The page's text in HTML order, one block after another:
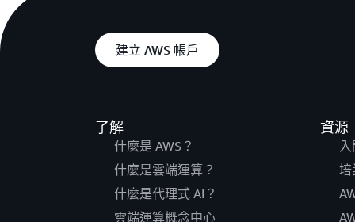
建立 AWS 帳戶
了解
什麼是 AWS？
什麼是雲端運算？
什麼是代理式 AI？
雲端運算概念中心
資源
培